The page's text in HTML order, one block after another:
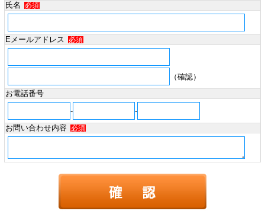
氏名 必須
Eメールアドレス 必須
（確認）
お電話番号
-
-
お問い合わせ内容
必須